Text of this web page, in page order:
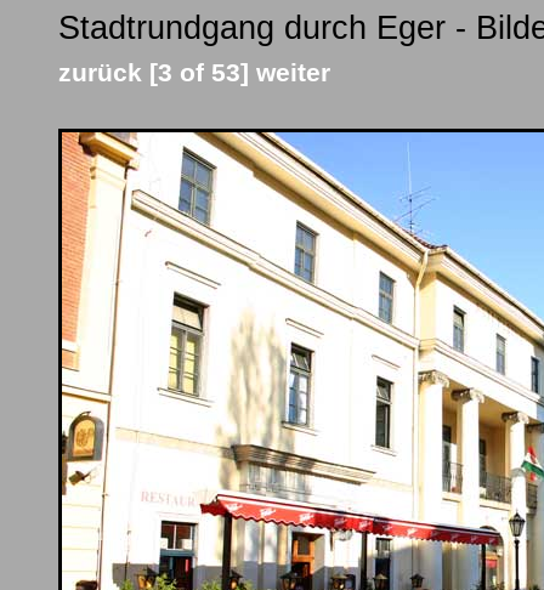
Stadtrundgang durch Eger -
zurück [3 of 53] weiter